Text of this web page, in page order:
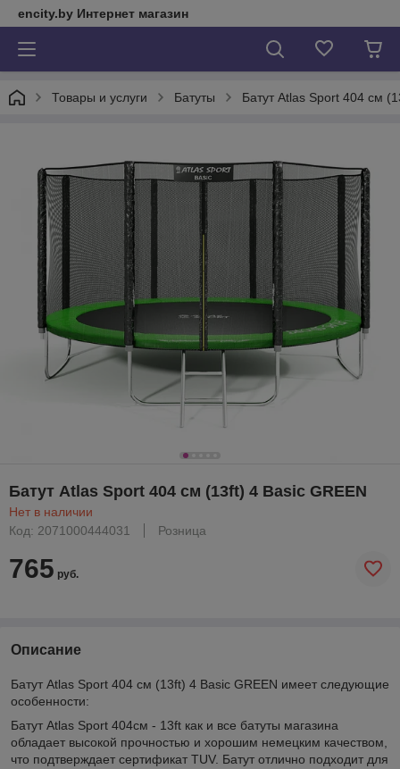
encity.by Интернет магазин
Товары и услуги Батуты Батут Atlas Sport 404 см
Батут Atlas Sport 404 см (13ft) 4 Basic GREEN
Нет в наличии
Код: 2071000444031
Розница
765 руб.
Описание
Батут Atlas Sport 404 см (13ft) 4 Basic GREEN имеет следующие
особенности:
Батут Atlas Sport 404см - 13ft как и все батуты магазина
обладает высокой прочностью и хорошим немецким качеством,
что подтверждает сертификат TUV. Батут отлично подходит для